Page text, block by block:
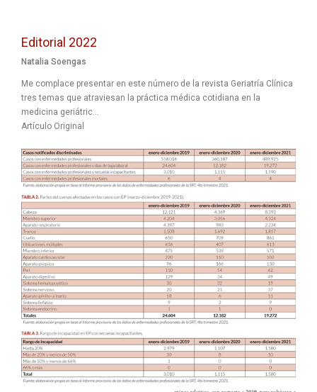
Editorial 2022
Natalia Soengas
Me complace presentar en este número de la revista Geriatría Clínica
tres temas que atraviesan la práctica médica cotidiana en la
medicina geriátric...
Artículo Original